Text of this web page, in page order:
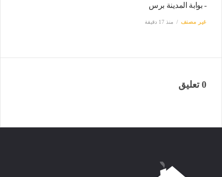
- بوابة المدينة برس
غير مصنف منذ 17 دقيقة
0 تعليق